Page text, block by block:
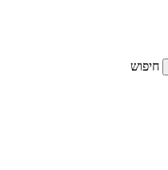
חיפוש